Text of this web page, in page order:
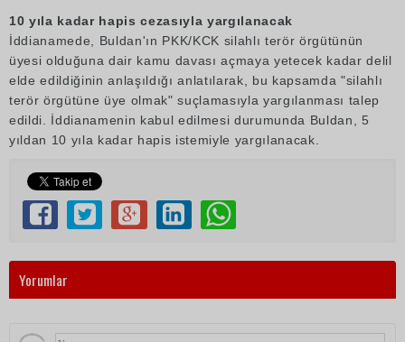
10 yıla kadar hapis cezasıyla yargılanacak
İddianamede, Buldan'ın PKK/KCK silahlı terör örgütünün
üyesi olduğuna dair kamu davası açmaya yetecek kadar delil
elde edildiğinin anlaşıldığı anlatılarak, bu kapsamda "silahlı
terör örgütüne üye olmak" suçlamasıyla yargılanması talep
edildi. İddianamenin kabul edilmesi durumunda Buldan, 5
yıldan 10 yıla kadar hapis istemiyle yargılanacak.
Yorumlar